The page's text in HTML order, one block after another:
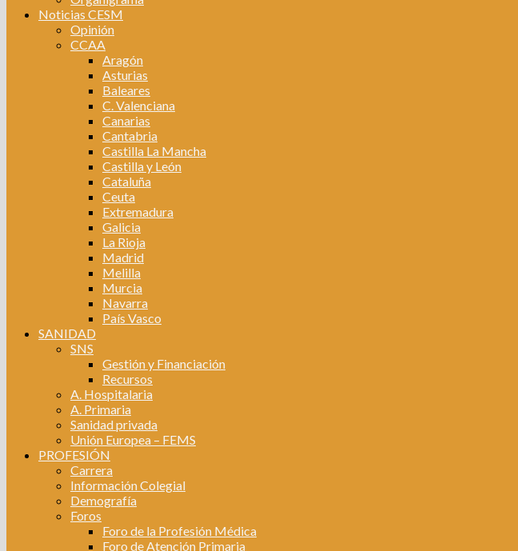
Noticias CESM
Opinión
CCAA
Aragón
Asturias
Baleares
C. Valenciana
Canarias
Cantabria
Castilla La Mancha
Castilla y León
Cataluña
Ceuta
Extremadura
Galicia
La Rioja
Madrid
Melilla
Murcia
Navarra
País Vasco
SANIDAD
SNS
Gestión y Financiación
Recursos
A. Hospitalaria
A. Primaria
Sanidad privada
Unión Europea – FEMS
PROFESIÓN
Carrera
Información Colegial
Demografía
Foros
Foro de la Profesión Médica
Foro de Atención Primaria